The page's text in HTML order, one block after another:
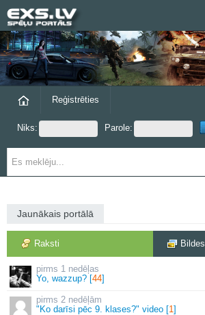
Reģistrēties
Niks: Parole:
Jaunākais portālā
Raksti Bildes
1 nedēļas
Yo, wazzup? [44]
2 nedēļām
"Ko darīsi pēc 9. klases?" video [1]